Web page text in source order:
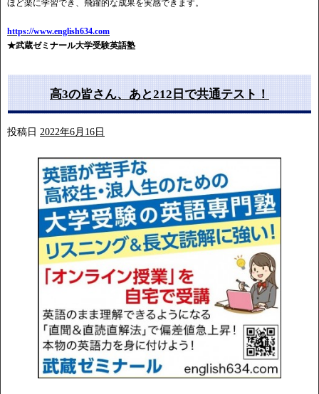
ほど楽に学習でき、飛躍的な成果を実感できます。
https://www.english634.com
★武蔵ゼミナール大学受験英語塾
高3の皆さん、あと212日で共通テスト！
投稿日 2022年6月16日